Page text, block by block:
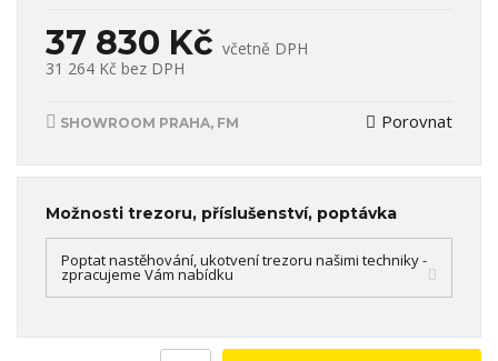
37 830 Kč včetně DPH
31 264 Kč bez DPH
SHOWROOM PRAHA, FM Porovnat
Možnosti trezoru, příslušenství, poptávka
Poptat nastěhování, ukotvení trezoru našimi techniky -
zpracujeme Vám nabídku